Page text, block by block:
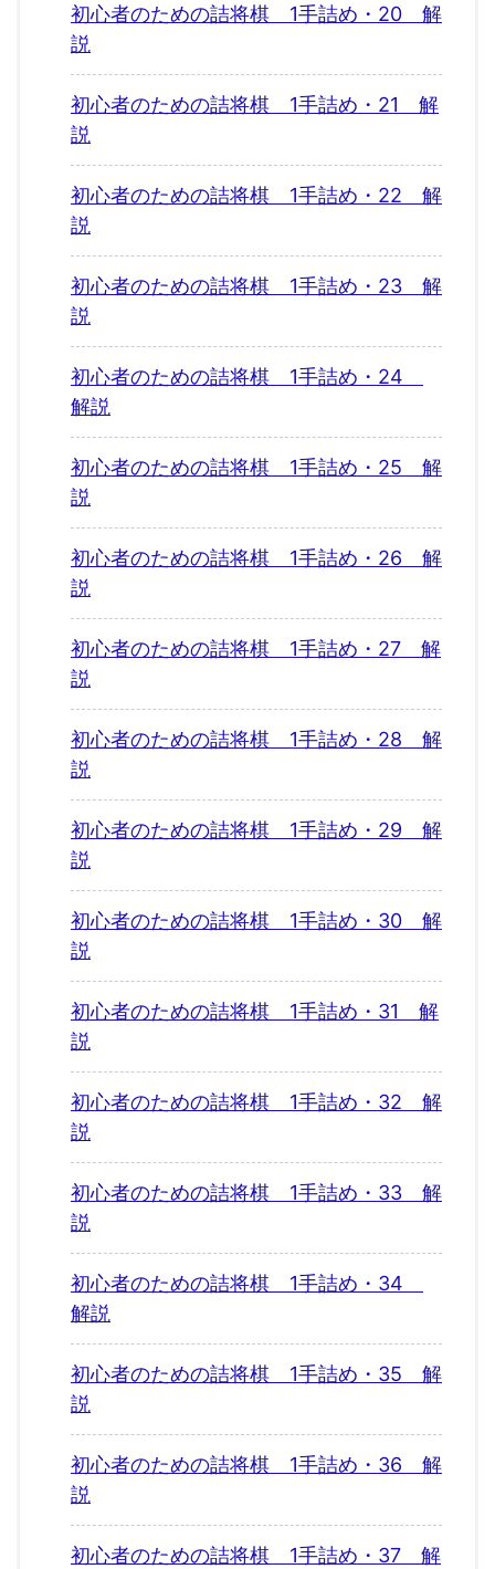
初心者のための詰将棋 1手詰め・20 解
説
初心者のための詰将棋 1手詰め・21 解
説
初心者のための詰将棋 1手詰め・22 解
説
初心者のための詰将棋 1手詰め・23 解
説
初心者のための詰将棋 1手詰め・24
解説
初心者のための詰将棋 1手詰め・25 解
説
初心者のための詰将棋 1手詰め・26 解
説
初心者のための詰将棋 1手詰め・27 解
説
初心者のための詰将棋 1手詰め・28 解
説
初心者のための詰将棋 1手詰め・29 解
説
初心者のための詰将棋 1手詰め・30 解
説
初心者のための詰将棋 1手詰め・31 解
説
初心者のための詰将棋 1手詰め・32 解
説
初心者のための詰将棋 1手詰め・33 解
説
初心者のための詰将棋 1手詰め・34
解説
初心者のための詰将棋 1手詰め・35 解
説
初心者のための詰将棋 1手詰め・36 解
説
初心者のための詰将棋 1手詰め・37 解